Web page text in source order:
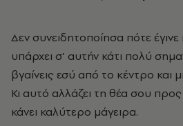
Δεν συνειδητοποίησα πότε
υπάρχει σ’ αυτήν κάτι πολύ
βγαίνεις εσύ από το κέντρο και
Κι αυτό αλλάζει τη θέα σου
κάνει καλύτερο μάγειρα.